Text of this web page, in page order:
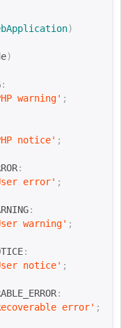
)
)
:
warning' ;
notice' ;
:
error' ;
:
warning' ;
:
notice' ;
:
error' ;